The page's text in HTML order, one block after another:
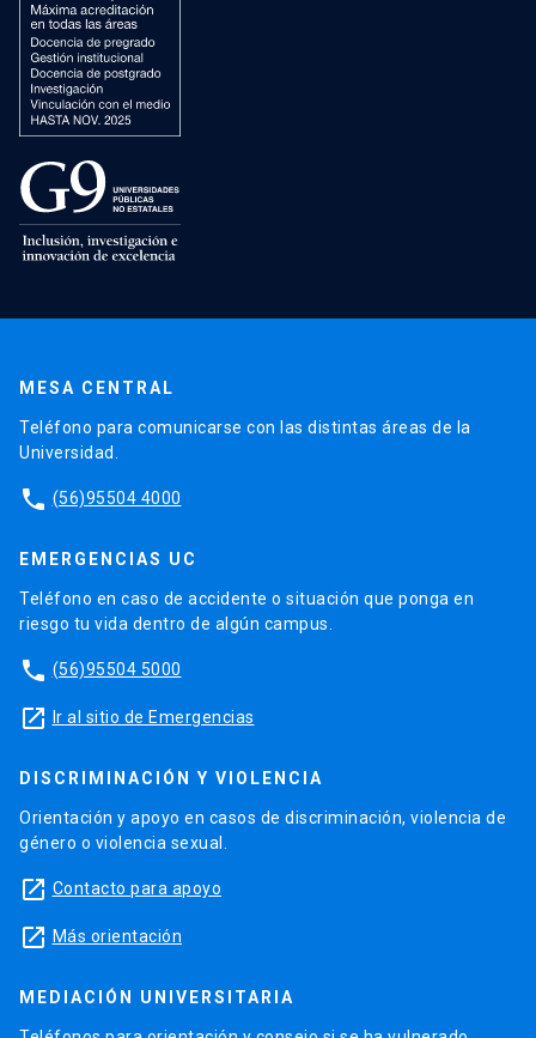
MESA CENTRAL
Teléfono para comunicarse con las distintas áreas de la
Universidad.
phone (56)95504 4000
EMERGENCIAS UC
Teléfono en caso de accidente o situación que ponga en
riesgo tu vida dentro de algún campus.
phone (56)95504 5000
launch Ir al sitio de Emergencias
DISCRIMINACIÓN Y VIOLENCIA
Orientación y apoyo en casos de discriminación, violencia de
género o violencia sexual.
launch Contacto para apoyo
launch Más orientación
MEDIACIÓN UNIVERSITARIA